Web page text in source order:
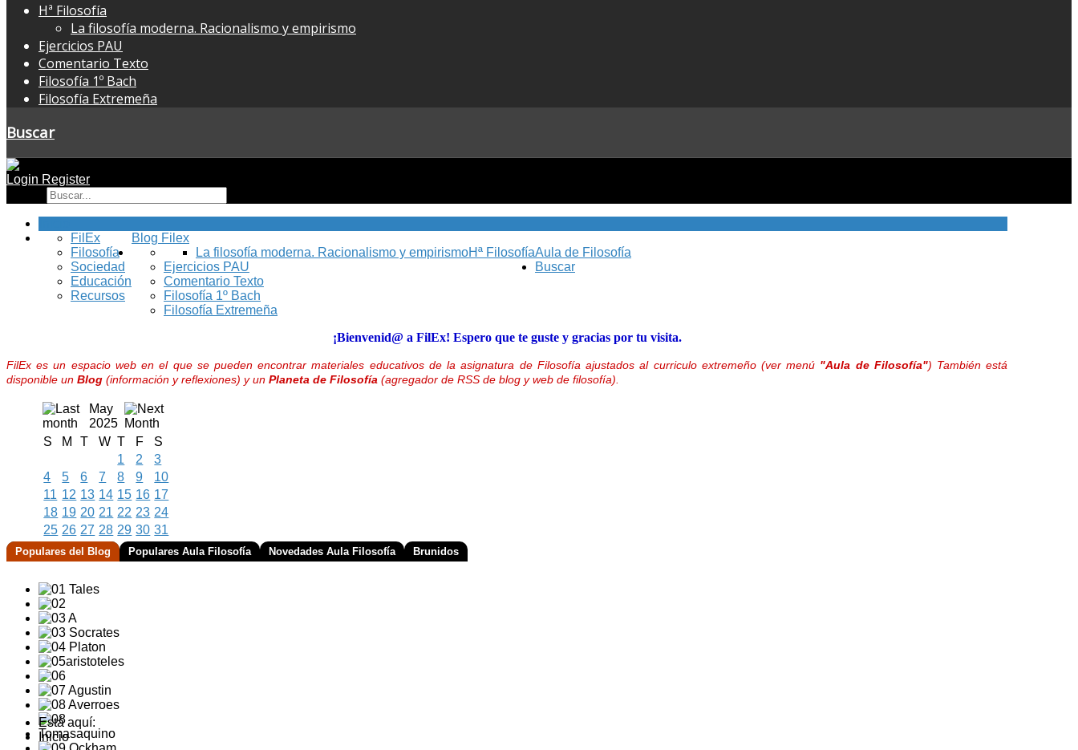
Hª Filosofía
La filosofía moderna. Racionalismo y empirismo
Ejercicios PAU
Comentario Texto
Filosofía 1º Bach
Filosofía Extremeña
Buscar
Login Register
Blog Filex
FilEx
Filosofía
Sociedad
Educación
Recursos
Aula de Filosofía
Hª Filosofía
La filosofía moderna. Racionalismo y empirismo
Ejercicios PAU
Comentario Texto
Filosofía 1º Bach
Filosofía Extremeña
Buscar
¡Bienvenid@ a FilEx! Espero que te guste y gracias por tu visita.
FilEx es un espacio web en el que se pueden encontrar materiales educativos de la asignatura de Filosofía ajustados al curriculo extremeño (ver menú "Aula de Filosofía") También está
disponible un Blog (información y reflexiones) y un Planeta de Filosofía (agregador de RSS de blog y web de filosofía).
May
2025
S
M T W T F
S
1
2
3
4
5 6 7 8 9
10
11 12 13 14 15 16 17
18 19 20 21 22 23 24
25 26 27 28 29 30 31
Populares del Blog Populares Aula Filosofía Novedades Aula Filosofía Brunidos
Está aquí:
Inicio